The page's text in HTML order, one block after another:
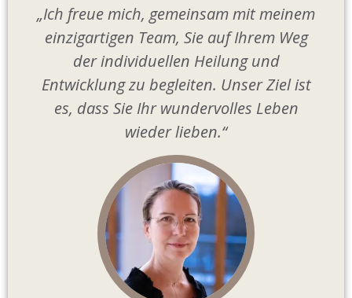
„Ich freue mich, gemeinsam mit meinem
einzigartigen Team, Sie auf Ihrem Weg
der individuellen Heilung und
Entwicklung zu begleiten. Unser Ziel ist
es, dass Sie Ihr wundervolles Leben
wieder lieben.“